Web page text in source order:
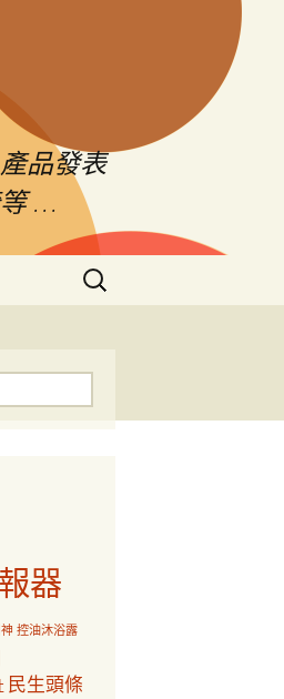
品發表
…
搜
尋
字:
器
控油沐浴露
民生頭條